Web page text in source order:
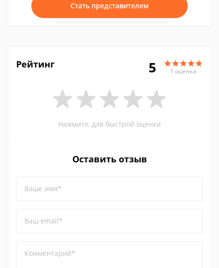
Стать представителем
Рейтинг 5 1 оценка
Нажмите, для быстрой оценки
Оставить отзыв
Ваше имя*
Ваш email*
Комментарий*